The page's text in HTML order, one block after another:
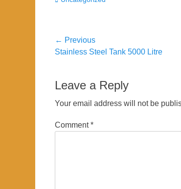
Post
← Previous
Previous
Stainless Steel Tank 5000 Litre
Leave a Reply
Your email address will not be
Comment*